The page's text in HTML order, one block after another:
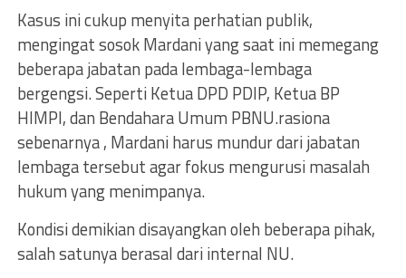
Kasus ini cukup menyita perhatian publik,
mengingat sosok Mardani yang saat ini memegang
beberapa jabatan pada lembaga-lembaga
bergengsi. Seperti Ketua DPD PDIP, Ketua BP
HIMPI, dan Bendahara Umum PBNU.rasiona
sebenarnya , Mardani harus mundur dari jabatan
lembaga tersebut agar fokus mengurusi masalah
hukum yang menimpanya.
Kondisi demikian disayangkan oleh beberapa pihak,
salah satunya berasal dari internal NU.